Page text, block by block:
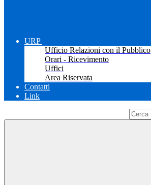
URP
Ufficio Relazioni con il Pubblico
Orari - Ricevimento
Uffici
Area Riservata
Contatti
Link